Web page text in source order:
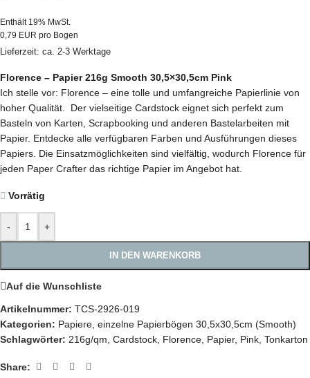
Enthält 19% MwSt.
0,79 EUR pro Bogen
Lieferzeit: ca. 2-3 Werktage
Florence – Papier 216g Smooth 30,5×30,5cm Pink
Ich stelle vor: Florence – eine tolle und umfangreiche Papierlinie von
hoher Qualität. Der vielseitige Cardstock eignet sich perfekt zum
Basteln von Karten, Scrapbooking und anderen Bastelarbeiten mit
Papier. Entdecke alle verfügbaren Farben und Ausführungen dieses
Papiers. Die Einsatzmöglichkeiten sind vielfältig, wodurch Florence für
jeden Paper Crafter das richtige Papier im Angebot hat.
Vorrätig
- +
IN DEN WARENKORB
Auf die Wunschliste
Artikelnummer: TCS-2926-019
Kategorien: Papiere einzelne Papierbögen 30,5x30,5cm (Smooth)
Schlagwörter: 216g/qm Cardstock Florence Papier, Pink Tonkarton
Share: